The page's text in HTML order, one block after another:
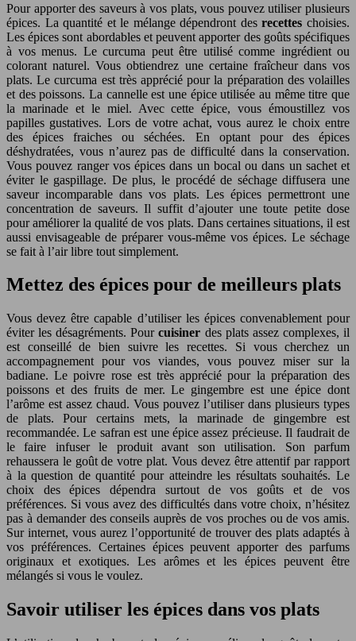
Pour apporter des saveurs à vos plats, vous pouvez utiliser plusieurs
épices. La quantité et le mélange dépendront desrecettes choisies.
Les épices sont abordables et peuvent apporter des goûts spécifiques
à vos menus. Le curcuma peut être utilisé comme ingrédient ou
colorant naturel. Vous obtiendrez une certaine fraîcheur dans vos
plats. Le curcuma est très apprécié pour la préparation des volailles
et des poissons. La cannelle est une épice utilisée au même titre que
la marinade et le miel. Avec cette épice, vous émoustillez vos
papilles gustatives. Lors de votre achat, vous aurez le choix entre
des épices fraiches ou séchées. En optant pour des épices
déshydratées, vous n’aurez pas de difficulté dans la conservation.
Vous pouvez ranger vos épices dans un bocal ou dans un sachet et
éviter le gaspillage. De plus, le procédé de séchage diffusera une
saveur incomparable dans vos plats. Les épices permettront une
concentration de saveurs. Il suffit d’ajouter une toute petite dose
pour améliorer la qualité de vos plats. Dans certaines situations, il est
aussi envisageable de préparer vous-même vos épices. Le séchage
se fait à l’air libre tout simplement.
Mettez des épices pour de meilleurs plats
Vous devez être capable d’utiliser les épices convenablement pour
éviter les désagréments. Pourcuisiner des plats assez complexes, il
est conseillé de bien suivre les recettes. Si vous cherchez un
accompagnement pour vos viandes, vous pouvez miser sur la
badiane. Le poivre rose est très apprécié pour la préparation des
poissons et des fruits de mer. Le gingembre est une épice dont
l’arôme est assez chaud. Vous pouvez l’utiliser dans plusieurs types
de plats. Pour certains mets, la marinade de gingembre est
recommandée. Le safran est une épice assez précieuse. Il faudrait de
le faire infuser le produit avant son utilisation. Son parfum
rehaussera le goût de votre plat. Vous devez être attentif par rapport
à la question de quantité pour atteindre les résultats souhaités. Le
choix des épices dépendra surtout de vos goûts et de vos
préférences. Si vous avez des difficultés dans votre choix, n’hésitez
pas à demander des conseils auprès de vos proches ou de vos amis.
Sur internet, vous aurez l’opportunité de trouver des plats adaptés à
vos préférences. Certaines épices peuvent apporter des parfums
originaux et exotiques. Les arômes et les épices peuvent être
mélangés si vous le voulez.
Savoir utiliser les épices dans vos plats